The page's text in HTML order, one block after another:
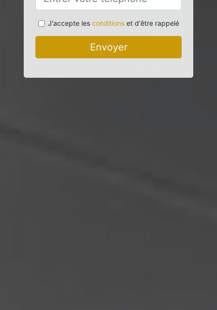
J'accepte les conditionset d'être rappelé
Envoyer